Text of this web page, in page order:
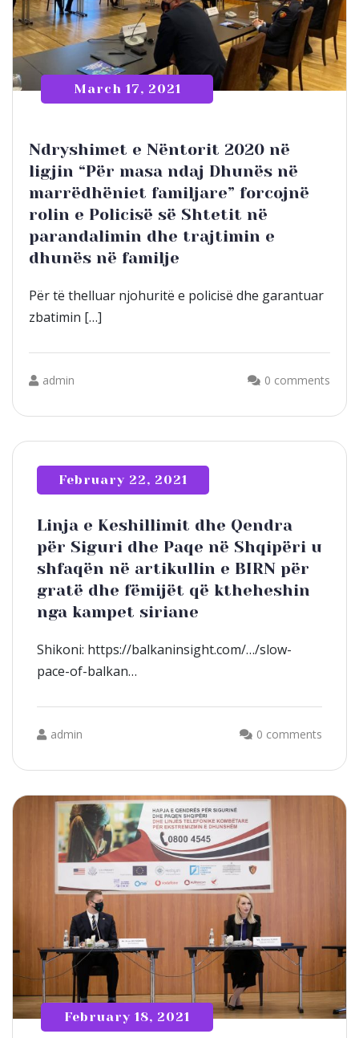
March 17, 2021
Ndryshimet e Nëntorit 2020 në
ligjin “Për masa ndaj Dhunës në
marrëdhëniet familjare” forcojnë
rolin e Policisë së Shtetit në
parandalimin dhe trajtimin e
dhunës në familje
Për të thelluar njohuritë e policisë dhe garantuar
zbatimin […]
admin 0 comments
February 22, 2021
Linja e Keshillimit dhe Qendra
për Siguri dhe Paqe në Shqipëri u
shfaqën në artikullin e BIRN për
gratë dhe fëmijët që ktheheshin
nga kampet siriane
Shikoni: https://balkaninsight.com/…/slow-
pace-of-balkan…
admin 0 comments
February 18, 2021